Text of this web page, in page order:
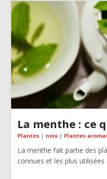
La menthe : ce
Plantes| noix| Plantes
La menthe fait partie des
connues et les plus